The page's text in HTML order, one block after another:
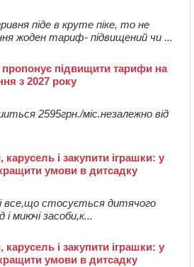
піде в круте піке, то не
жоден тариф- підвищений чи ...
підвищити тарифи на
з 2027 року
2595грн./міс.незалежно від
і закупити іграшки: у
умови в дитсадку
і все,що стосується дитячого
і миючі засоби,к...
і закупити іграшки: у
умови в дитсадку